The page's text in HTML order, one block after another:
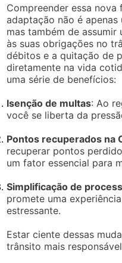
Compreender essa
adaptação não é
mas também de
às suas obrigações no
débitos e a quitação de
diretamente na vida
uma série de benefícios:
Isenção de multas: Ao
você se liberta da
Pontos recuperados na
recuperar pontos
um fator essencial para
Simplificação de
promete uma
estressante.
Estar ciente dessas
trânsito mais